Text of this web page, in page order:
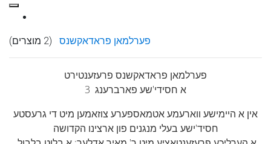
פערלמאן פראדאקשנס (2 מוצרים)
פערלמאן פראדאקשנס פרעזענטירט
א חסידי'שע פארברענג 3
אין א היימישע ווארעמע אטמאספערע צוזאמען מיט די גרעסטע
חסיד'ישע בעלי מנגנים פון ארצינו הקדושה